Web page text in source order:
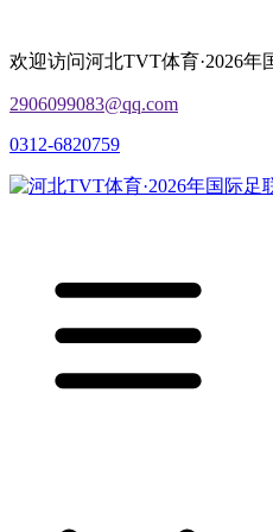
欢迎访问河北TVT体育·2026年
2906099083@qq.com
0312-6820759